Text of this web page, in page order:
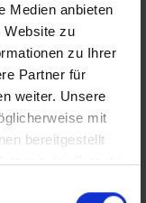
Medien anbieten
Website zu
zu Ihrer
Partner für
weiter. Unsere
mit
bereitgestellt
der Dienste
Manager:in